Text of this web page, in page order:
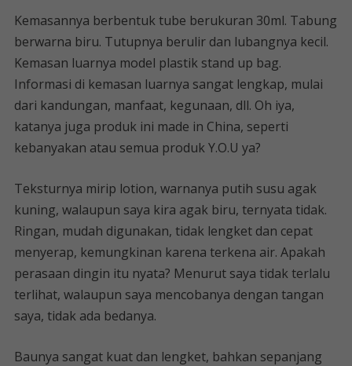
Kemasannya berbentuk tube berukuran 30ml. Tabung
berwarna biru. Tutupnya berulir dan lubangnya kecil.
Kemasan luarnya model plastik stand up bag.
Informasi di kemasan luarnya sangat lengkap, mulai
dari kandungan, manfaat, kegunaan, dll. Oh iya,
katanya juga produk ini made in China, seperti
kebanyakan atau semua produk Y.O.U ya?
Teksturnya mirip lotion, warnanya putih susu agak
kuning, walaupun saya kira agak biru, ternyata tidak.
Ringan, mudah digunakan, tidak lengket dan cepat
menyerap, kemungkinan karena terkena air. Apakah
perasaan dingin itu nyata? Menurut saya tidak terlalu
terlihat, walaupun saya mencobanya dengan tangan
saya, tidak ada bedanya.
Baunya sangat kuat dan lengket, bahkan sepanjang